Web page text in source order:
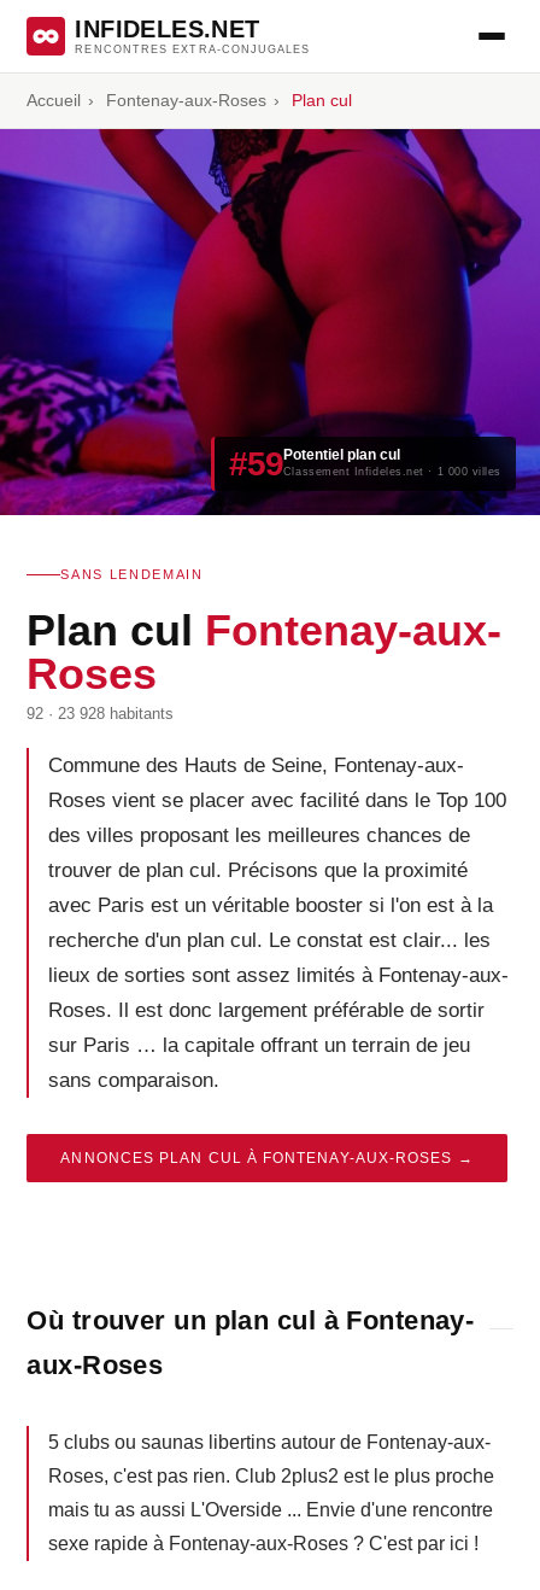
INFIDELES.NET
RENCONTRES EXTRA-CONJUGALES
Accueil › Fontenay-aux-Roses › Plan cul
#59Potentiel plan cul
Classement Infideles.net · 1 000 villes
SANS LENDEMAIN
Plan cul Fontenay-aux-
Roses
92 · 23 928 habitants
Commune des Hauts de Seine, Fontenay-aux-
Roses vient se placer avec facilité dans le Top 100
des villes proposant les meilleures chances de
trouver de plan cul. Précisons que la proximité
avec Paris est un véritable booster si l'on est à la
recherche d'un plan cul. Le constat est clair... les
lieux de sorties sont assez limités à Fontenay-aux-
Roses. Il est donc largement préférable de sortir
sur Paris … la capitale offrant un terrain de jeu
sans comparaison.
ANNONCES PLAN CUL À FONTENAY-AUX-ROSES →
Où trouver un plan cul à Fontenay-
aux-Roses
5 clubs ou saunas libertins autour de Fontenay-aux-
Roses, c'est pas rien. Club 2plus2 est le plus proche
mais tu as aussi L'Overside ... Envie d'une rencontre
sexe rapide à Fontenay-aux-Roses ? C'est par ici !